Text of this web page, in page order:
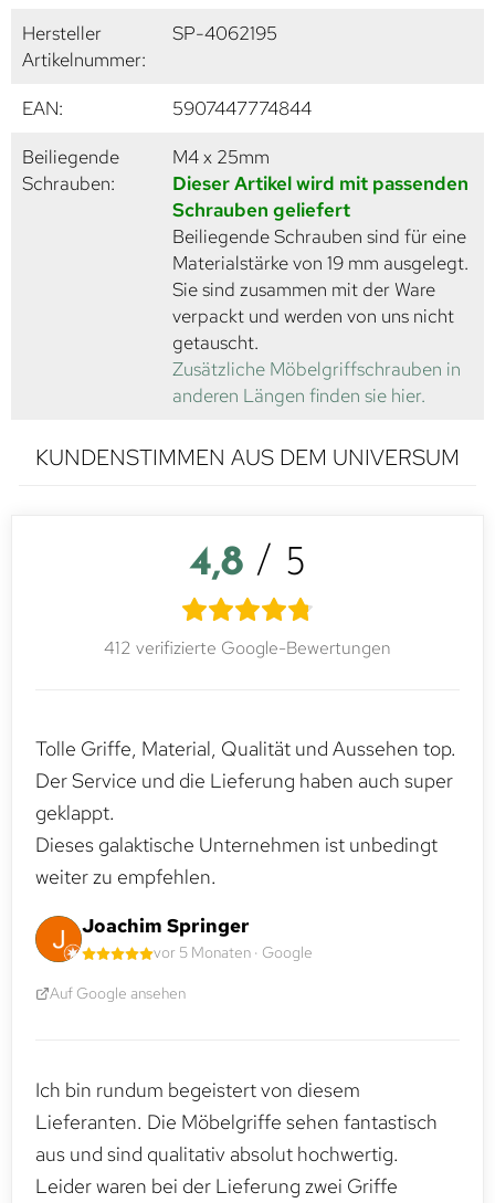
Hersteller
Artikelnummer:
SP-4062195
EAN:
5907447774844
Beiliegende
Schrauben:
M4 x 25mm
Dieser Artikel wird mit passenden
Schrauben geliefert
Beiliegende Schrauben sind für eine
Materialstärke von 19 mm ausgelegt.
Sie sind zusammen mit der Ware
verpackt und werden von uns nicht
getauscht.
Zusätzliche Möbelgriffschrauben in
anderen Längen finden sie hier.
KUNDENSTIMMEN AUS DEM UNIVERSUM
4,8 / 5
412 verifizierte Google-Bewertungen
Tolle Griffe, Material, Qualität und Aussehen top.
Der Service und die Lieferung haben auch super
geklappt.
Dieses galaktische Unternehmen ist unbedingt
weiter zu empfehlen.
Joachim Springer
vor 5 Monaten · Google
Auf Google ansehen
Ich bin rundum begeistert von diesem
Lieferanten. Die Möbelgriffe sehen fantastisch
aus und sind qualitativ absolut hochwertig.
Leider waren bei der Lieferung zwei Griffe